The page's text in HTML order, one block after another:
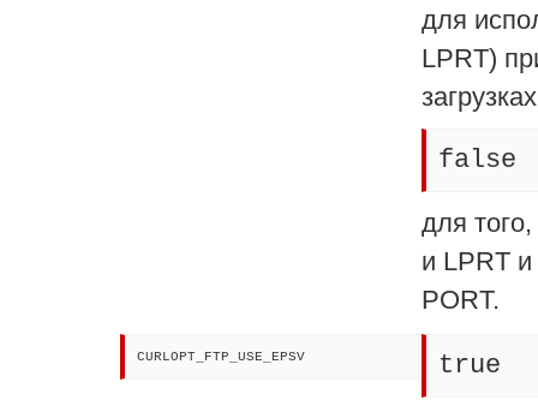
для
LPRT)
false
для
и LPRT и
PORT.
CURLOPT_FTP_USE_EPSV true